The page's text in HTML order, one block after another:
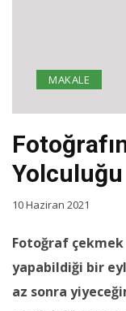
Yolculuğu
MAKALE
10 Haziran 2021
Fotoğraf
yapabildiği bir
az sonra